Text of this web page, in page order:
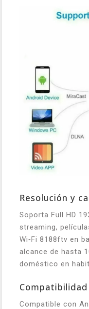
Resolución y
Soporta Full HD
streaming,
Wi‑Fi 8188ftv en
alcance de hasta
doméstico en
Compatible con